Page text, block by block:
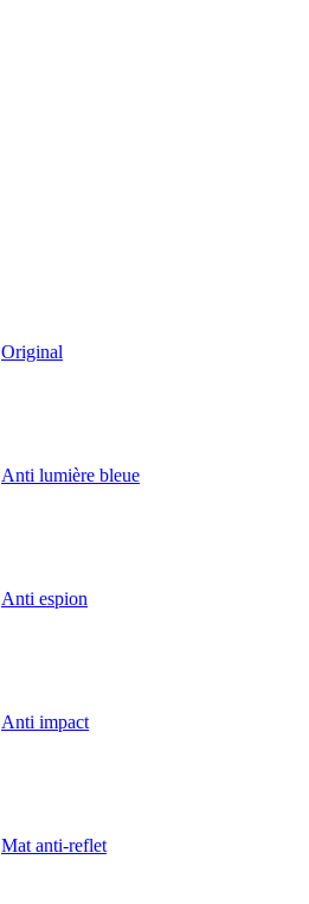
Original
Anti lumière bleue
Anti espion
Anti impact
Mat anti-reflet